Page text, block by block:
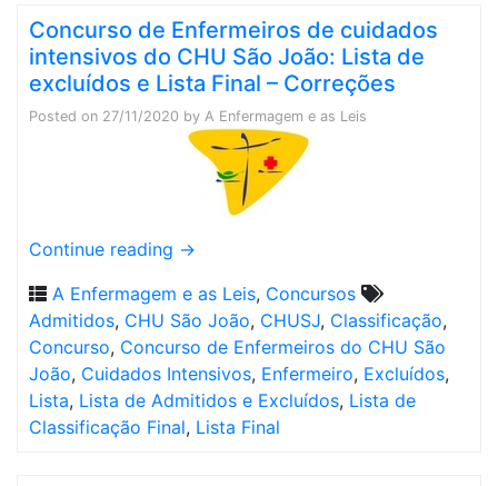
Concurso de Enfermeiros de cuidados
intensivos do CHU São João: Lista de
excluídos e Lista Final – Correções
Posted on 27/11/2020 by A Enfermagem e as Leis
Continue reading →
A Enfermagem e as Leis, Concursos
Admitidos, CHU São João, CHUSJ, Classificação,
Concurso, Concurso de Enfermeiros do CHU São
João, Cuidados Intensivos, Enfermeiro, Excluídos,
Lista, Lista de Admitidos e Excluídos, Lista de
Classificação Final, Lista Final